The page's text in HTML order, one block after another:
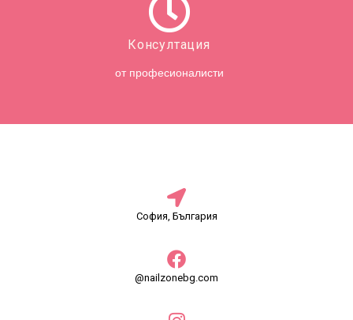
Консултация
от професионалисти
София, България
@nailzonebg.com